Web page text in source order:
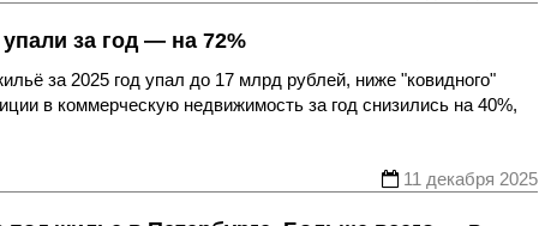
за год — на 72%
за 2025 год упал до 17 млрд рублей, ниже "ковидного"
в коммерческую недвижимость за год снизились на 40%,
11 декабря 2025